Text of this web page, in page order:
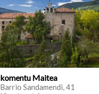
komentu Maitea
Barrio Sandamendi, 41